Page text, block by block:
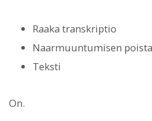
Raaka transkriptio
Naarmuuntumisen
Teksti
On.